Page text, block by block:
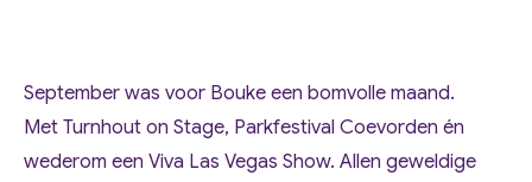
September was voor Bouke een bomvolle maand.
MetTurnhout on Stage, Parkfestival Coevorden én
wederom een Viva Las Vegas Show. Allen geweldige